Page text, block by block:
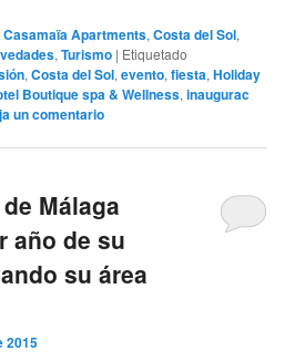
Casamaïa Apartments,Costa del Sol,
,Turismo | Etiquetado
,Costa del Sol,evento,fiesta,Holiday
Boutique spa & Wellness,inaugurac
un comentario
Málaga
año de su
su área
2015